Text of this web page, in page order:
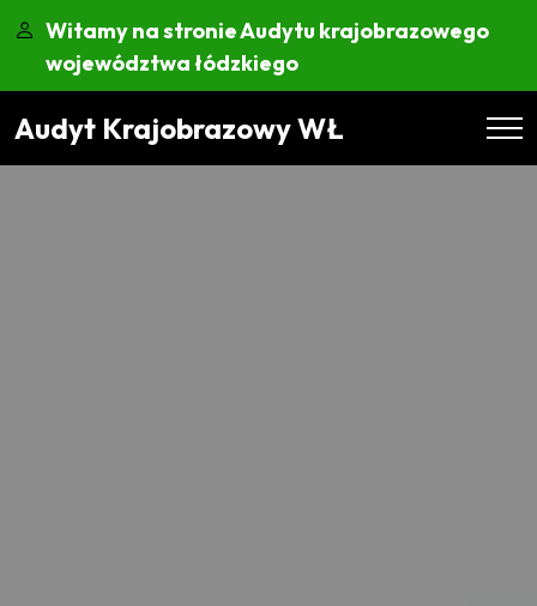
Witamy na stronie Audytu krajobrazowego
województwa łódzkiego
Audyt Krajobrazowy WŁ